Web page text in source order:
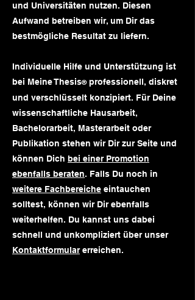
und Universitäten nutzen. Diesen
Aufwand betreiben wir, um Dir das
bestmögliche Resultat zu liefern.
Individuelle Hilfe und Unterstützung ist
bei Meine Thesis®professionell, diskret
und verschlüsselt konzipiert. Für Deine
wissenschaftliche Hausarbeit,
Bachelorarbeit, Masterarbeit oder
Publikation stehen wir Dir zur Seite und
können Dich bei einer Promotion
ebenfalls beraten. Falls Du noch in
weitere Fachbereiche eintauchen
solltest, können wir Dir ebenfalls
weiterhelfen. Du kannst uns dabei
schnell und unkompliziert über unser
Kontaktformularerreichen.